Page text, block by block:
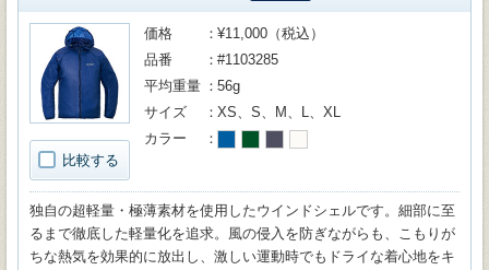
比較する
価格
¥11,000（税込）
品番
#1103285
平均重量
56g
サイズ
XS、S、M、L、XL
カラー
独自の超軽量・極薄素材を使用したウインドシェルです。細部に至
るまで徹底した軽量化を追求。風の侵入を防ぎながらも、こもりが
ちな熱気を効果的に放出し、激しい運動時でもドライな着心地をキ